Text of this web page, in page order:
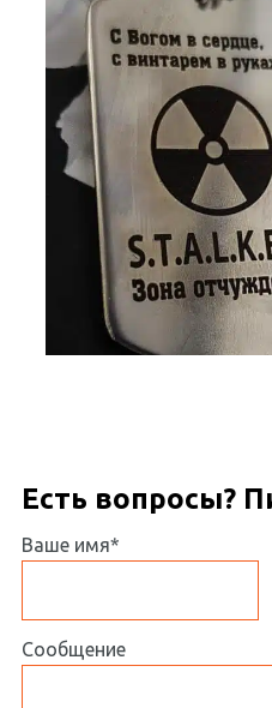
Есть вопросы?
Ваше имя*
Сообщение